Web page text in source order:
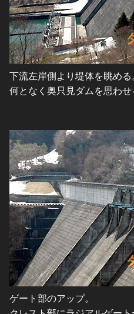
下流左岸側より堤体を眺める
何となく奥只見ダムを思わせ
ゲート部のアップ。